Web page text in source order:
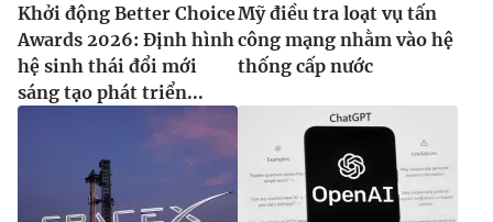
Khởi động Better Choice
Awards 2026: Định hình
hệ sinh thái đổi mới
sáng tạo phát triển...
Mỹ điều tra loạt vụ tấn
công mạng nhằm vào hệ
thống cấp nước